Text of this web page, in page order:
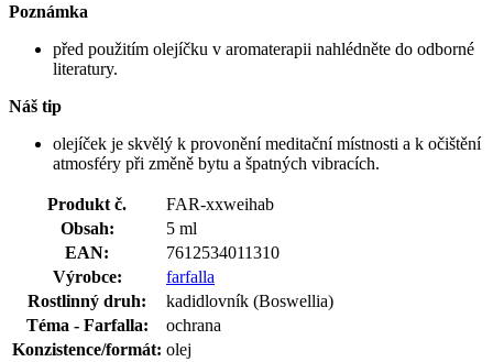
Poznámka
před použitím olejíčku v aromaterapii nahlédněte do odborné
literatury.
Náš tip
olejíček je skvělý k provonění meditační místnosti a k očištění
atmosféry při změně bytu a špatných vibracích.
Produkt č.
FAR-xxweihab
Obsah:
5 ml
EAN:
7612534011310
Výrobce:
farfalla
Rostlinný druh:
kadidlovník (Boswellia)
Téma - Farfalla:
ochrana
Konzistence/formát: olej